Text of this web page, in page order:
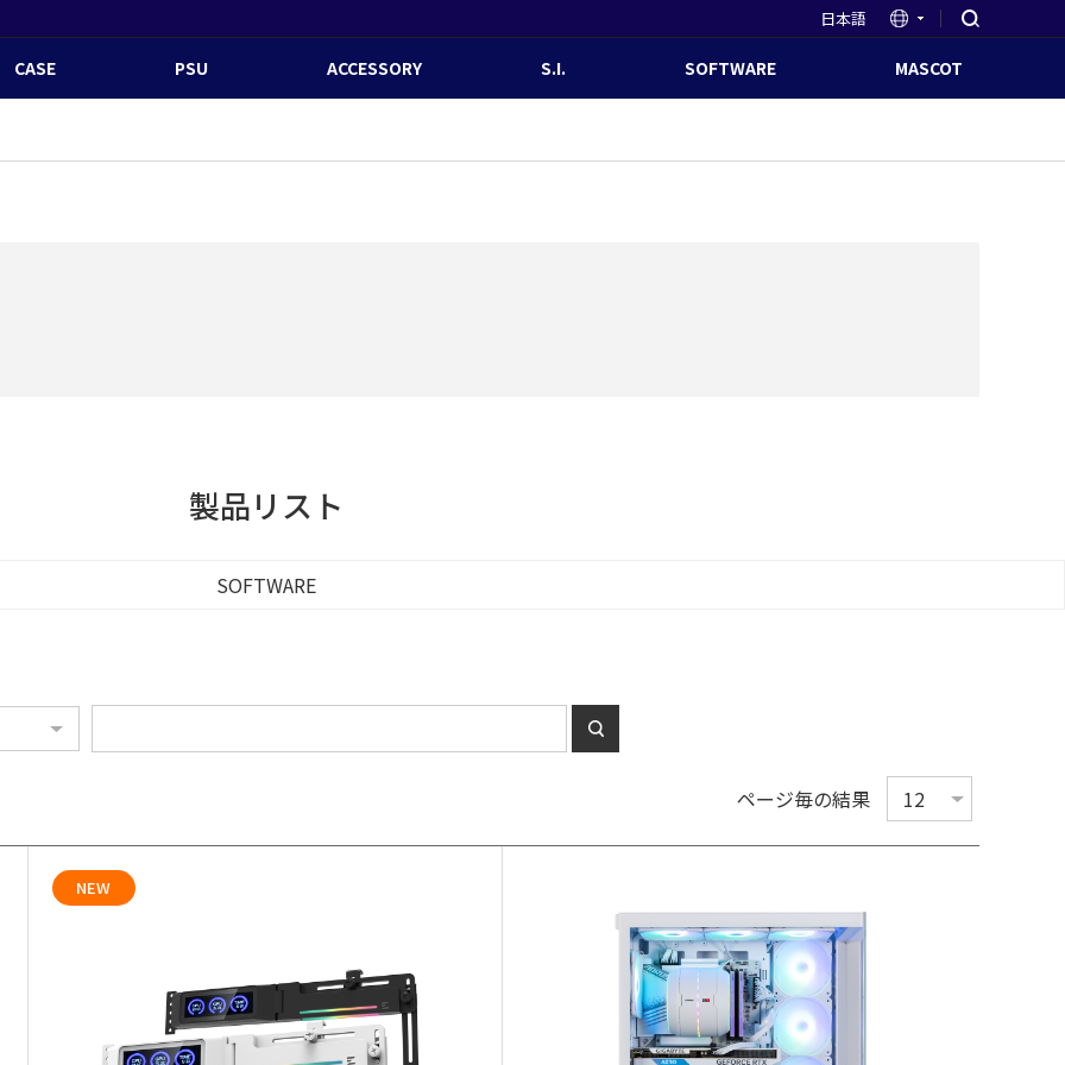
日本語
CASE PSU ACCESSORY S.I. SOFTWARE MASCOT
製品リスト
SOFTWARE
ページ毎の結果
NEW